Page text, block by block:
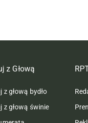
z Głową
z głową bydło
z głową świnie